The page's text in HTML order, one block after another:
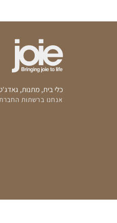
כלי בית, מתנות,
אנחנו ברשתות